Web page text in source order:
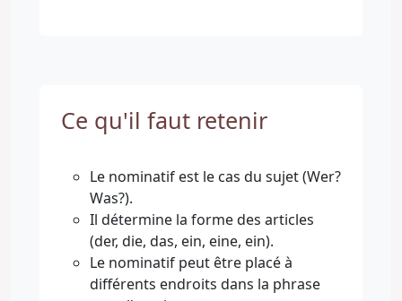
Ce qu'il faut retenir
Le nominatif est le cas du sujet (Wer?
Was?).
Il détermine la forme des articles
(der, die, das, ein, eine, ein).
Le nominatif peut être placé à
différents endroits dans la phrase